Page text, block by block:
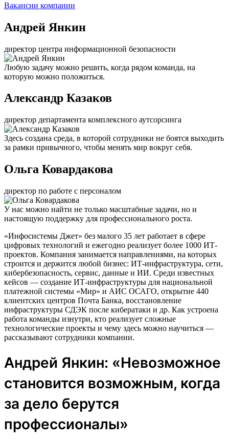
Вакансии компании
Андрей Янкин
директор центра информационной безопасности
Любую задачу можно решить, когда рядом команда, на
которую можно положиться.
Александр Казаков
директор департамента комплексного аутсорсинга
Здесь создана среда, в которой сотрудники не боятся выходить
за рамки привычного, чтобы менять мир вокруг себя.
Ольга Ковардакова
директор по работе с персоналом
У нас можно найти не только масштабные задачи, но и
настоящую поддержку для профессионального роста.
«Инфосистемы Джет» без малого 35 лет работает в сфере
цифровых технологий и ежегодно реализует более 1000 ИТ-
проектов. Компания занимается направлениями, на которых
строится и держится любой бизнес: ИТ-инфраструктура, сети,
кибербезопасность, сервис, данные и ИИ. Среди известных
кейсов — создание ИТ-инфраструктуры для национальной
платежной системы «Мир» и АИС ОСАГО, открытие 440
клиентских центров Почта Банка, восстановление
инфраструктуры СДЭК после кибератаки и др. Как устроена
работа команды изнутри, кто реализует сложные
технологические проекты и чему здесь можно научиться —
рассказывают сотрудники компании.
Андрей Янкин: «Невозможное
становится возможным, когда
за дело берутся
профессионалы»